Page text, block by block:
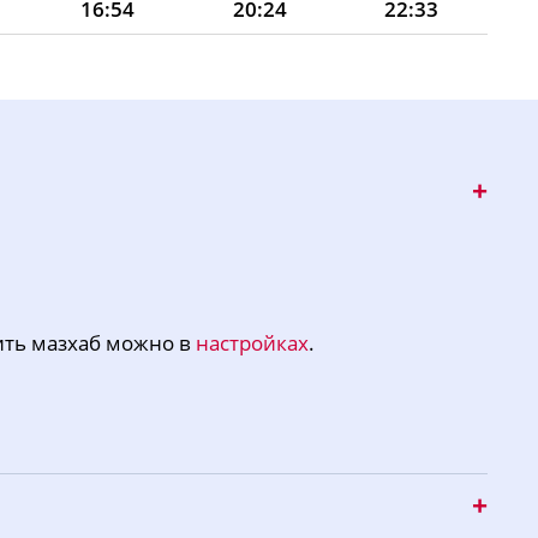
16:54 20:24
22:33
20:09
мазхаб можно в настройках.